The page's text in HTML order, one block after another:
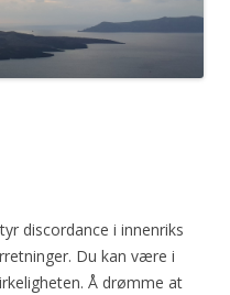
discordance i innenriks
Du kan være i
Å drømme at